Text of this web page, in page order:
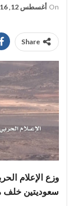
On أغسطس 12, 2016
Share
وزع الإعلام
سعوديتين خلف